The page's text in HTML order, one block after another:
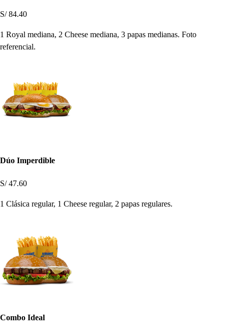
S/ 84.40
1 Royal mediana, 2 Cheese mediana, 3 papas medianas. Foto
referencial.
Dúo Imperdible
S/ 47.60
1 Clásica regular, 1 Cheese regular, 2 papas regulares.
Combo Ideal